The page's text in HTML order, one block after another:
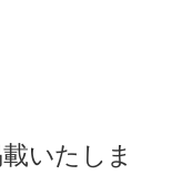
いたしま